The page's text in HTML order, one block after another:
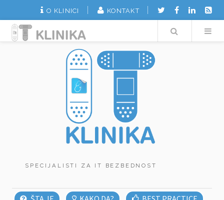
O KLINICI KONTAKT
Search
SPECIJALISTI ZA IT BEZBEDNOST